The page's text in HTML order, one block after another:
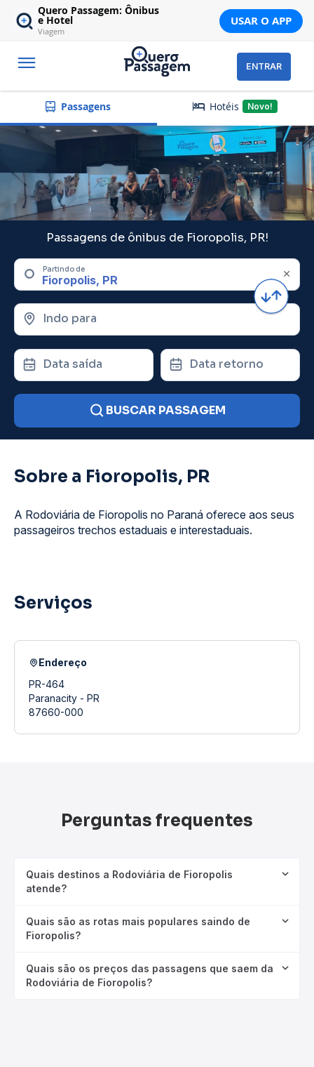
Quero Passagem: Ônibus
e Hotel
Viagem
USAR O APP
ENTRAR
Passagens Hotéis Novo!
Passagens de ônibus de Fioropolis, PR!
Partindo de
Indo para
Data saída Data retorno
BUSCAR PASSAGEM
Sobre a Fioropolis, PR
A Rodoviária de Fioropolis no Paraná oferece aos seus
passageiros trechos estaduais e interestaduais.
Serviços
Endereço
PR-464
Paranacity - PR
87660-000
Perguntas frequentes
Quais destinos a Rodoviária de Fioropolis
atende?
Quais são as rotas mais populares saindo de
Fioropolis?
Quais são os preços das passagens que saem da
Rodoviária de Fioropolis?